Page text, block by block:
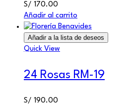
S/ 170.00
Añadir al carrito
Añadir a la lista de deseos
Quick View
24 Rosas RM-19
S/ 190.00